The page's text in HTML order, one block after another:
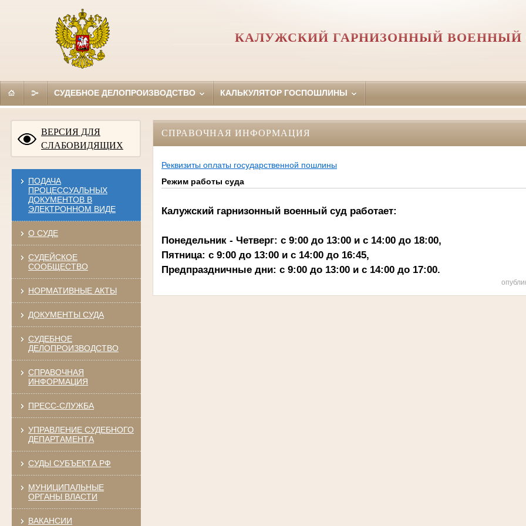
КАЛУЖСКИЙ ГАРНИЗОННЫЙ ВОЕННЫЙ
СУДЕБНОЕ ДЕЛОПРОИЗВОДСТВО КАЛЬКУЛЯТОР ГОСПОШЛИНЫ
ВЕРСИЯ ДЛЯ
СЛАБОВИДЯЩИХ
ПОДАЧА
ПРОЦЕССУАЛЬНЫХ
ДОКУМЕНТОВ В
ЭЛЕКТРОННОМ ВИДЕ
О СУДЕ
СУДЕЙСКОЕ
СООБЩЕСТВО
НОРМАТИВНЫЕ АКТЫ
ДОКУМЕНТЫ СУДА
СУДЕБНОЕ
ДЕЛОПРОИЗВОДСТВО
СПРАВОЧНАЯ
ИНФОРМАЦИЯ
ПРЕСС-СЛУЖБА
УПРАВЛЕНИЕ СУДЕБНОГО
ДЕПАРТАМЕНТА
СУДЫ СУБЪЕКТА РФ
МУНИЦИПАЛЬНЫЕ
ОРГАНЫ ВЛАСТИ
ВАКАНСИИ
СПРАВОЧНАЯ ИНФОРМАЦИЯ
Реквизиты оплаты государственной пошлины
Режим работы суда
Калужский гарнизонный военный суд работает:
Понедельник - Четверг: с 9:00 до 13:00 и с 14:00 до 18:00,
Пятница: с 9:00 до 13:00 и с 14:00 до 16:45,
Предпраздничные дни: с 9:00 до 13:00 и с 14:00 до 17:00.